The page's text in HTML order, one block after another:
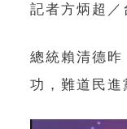
記者方炳超／
總統賴清德
功，難道民進